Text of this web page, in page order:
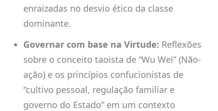
enraizadas no desvio ético da classe
dominante.
Governar com base na Virtude: Reflexões
sobre o conceito taoista de “Wu Wei” (Não-
ação) e os princípios confucionistas de
“cultivo pessoal, regulação familiar e
governo do Estado” em um contexto